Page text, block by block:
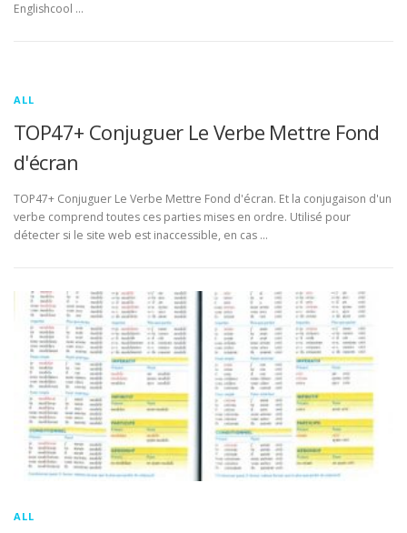
Englishcool …
ALL
TOP47+ Conjuguer Le Verbe Mettre Fond
d'écran
TOP47+ Conjuguer Le Verbe Mettre Fond d'écran. Et la conjugaison d'un
verbe comprend toutes ces parties mises en ordre. Utilisé pour
détecter si le site web est inaccessible, en cas …
ALL